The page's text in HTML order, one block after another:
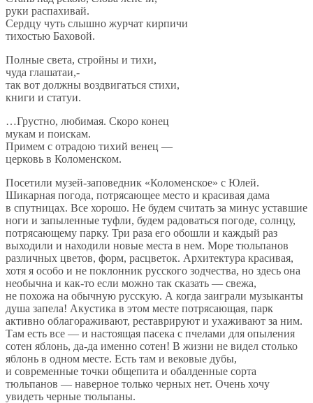
руки распахивай.
Сердцу чуть слышно журчат кирпичи
тихостью Баховой.
Полные света, стройны и тихи,
чуда глашатаи,-
так вот должны воздвигаться стихи,
книги и статуи.
…Грустно, любимая. Скоро конец
мукам и поискам.
Примем с отрадою тихий венец —
церковь в Коломенском.
Посетили музей-заповедник «Коломенское» с Юлей.
Шикарная погода, потрясающее место и красивая дама
в спутницах. Все хорошо. Не будем считать за минус уставшие
ноги и запыленные туфли, будем радоваться погоде, солнцу,
потрясающему парку. Три раза его обошли и каждый раз
выходили и находили новые места в нем. Море тюльпанов
различных цветов, форм, расцветок. Архитектура красивая,
хотя я особо и не поклонник русского зодчества, но здесь она
необычна и как-то если можно так сказать — свежа,
не похожа на обычную русскую. А когда заиграли музыканты
душа запела! Акустика в этом месте потрясающая, парк
активно облагораживают, реставрируют и ухаживают за ним.
Там есть все — и настоящая пасека с пчелами для опыления
сотен яблонь, да-да именно сотен! В жизни не видел столько
яблонь в одном месте. Есть там и вековые дубы,
и современные точки общепита и обалденные сорта
тюльпанов — наверное только черных нет. Очень хочу
увидеть черные тюльпаны.